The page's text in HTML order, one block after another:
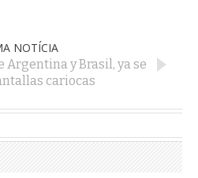
NOTÍCIA
y Brasil, ya se
cariocas